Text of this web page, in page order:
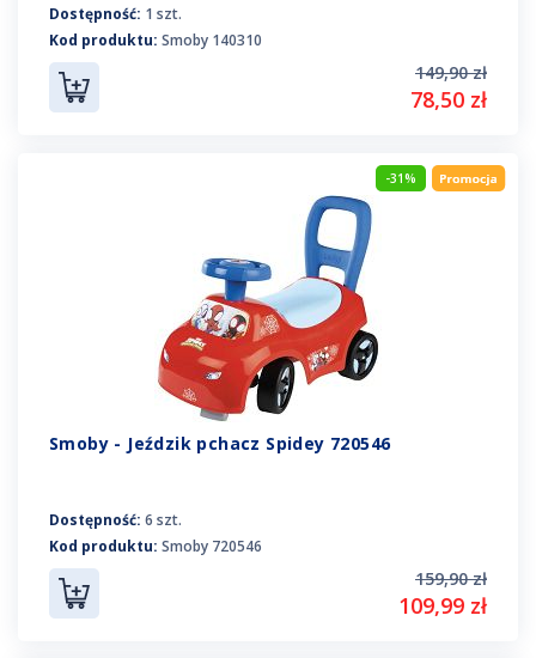
Dostępność: 1 szt.
Kod produktu: Smoby 140310
149,90 zł
78,50 zł
-31%
Smoby - Jeździk pchacz Spidey 720546
Dostępność: 6 szt.
Kod produktu: Smoby 720546
159,90 zł
109,99 zł